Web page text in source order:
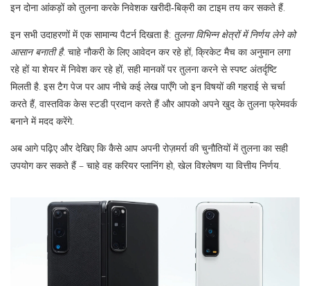
इन दोना आंकड़ों को तुलना करके निवेशक खरीदी‑बिक्री का टाइम तय कर सकते हैं.
इन सभी उदाहरणों में एक सामान्य पैटर्न दिखता है: तुलना विभिन्न क्षेत्रों में निर्णय लेने को
आसान बनाती है. चाहे नौकरी के लिए आवेदन कर रहे हों, क्रिकेट मैच का अनुमान लगा
रहे हों या शेयर में निवेश कर रहे हों, सही मानकों पर तुलना करने से स्पष्ट अंतर्दृष्टि
मिलती है. इस टैग पेज पर आप नीचे कई लेख पाएँगे जो इन विषयों की गहराई से चर्चा
करते हैं, वास्तविक केस स्टडी प्रदान करते हैं और आपको अपने खुद के तुलना फ्रेमवर्क
बनाने में मदद करेंगे.
अब आगे पढ़िए और देखिए कि कैसे आप अपनी रोज़मर्रा की चुनौतियों में तुलना का सही
उपयोग कर सकते हैं – चाहे वह करियर प्लानिंग हो, खेल विश्लेषण या वित्तीय निर्णय.